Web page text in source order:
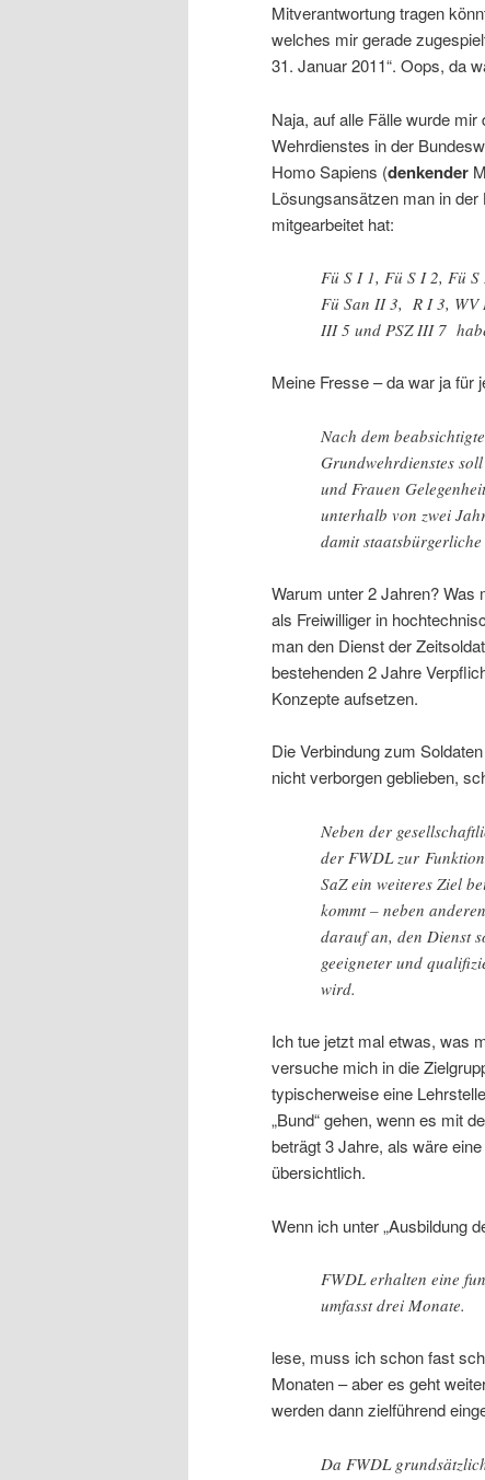
Mitverantwortung tragen
welches mir gerade
31. Januar 2011“. Oops, da
Naja, auf alle Fälle wurde
Wehrdienstes in der
Homo Sapiens (denkender
Lösungsansätzen man in
mitgearbeitet hat:
Fü S I 1, Fü S I 2, Fü
Fü San II 3, R I 3, WV
III 5 und PSZ III 7
Meine Fresse – da war ja für
Nach dem
Grundwehrdienstes
und Frauen
unterhalb von zwei
damit
Warum unter 2 Jahren? Was
als Freiwilliger in
man den Dienst der
bestehenden 2 Jahre
Konzepte aufsetzen.
Die Verbindung zum
nicht verborgen geblieben,
Neben der
der FWDL zur
SaZ ein weiteres Ziel
kommt – neben
darauf an, den Dienst
geeigneter und
wird.
Ich tue jetzt mal etwas, was
versuche mich in die
typischerweise eine
„Bund“ gehen, wenn es mit
beträgt 3 Jahre, als wäre
übersichtlich.
Wenn ich unter „Ausbildung
FWDL erhalten eine
umfasst drei Monate.
lese, muss ich schon fast
Monaten – aber es geht
werden dann zielführend
Da FWDL